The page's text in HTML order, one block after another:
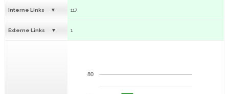
Interne Links 117
Externe Links 1
80